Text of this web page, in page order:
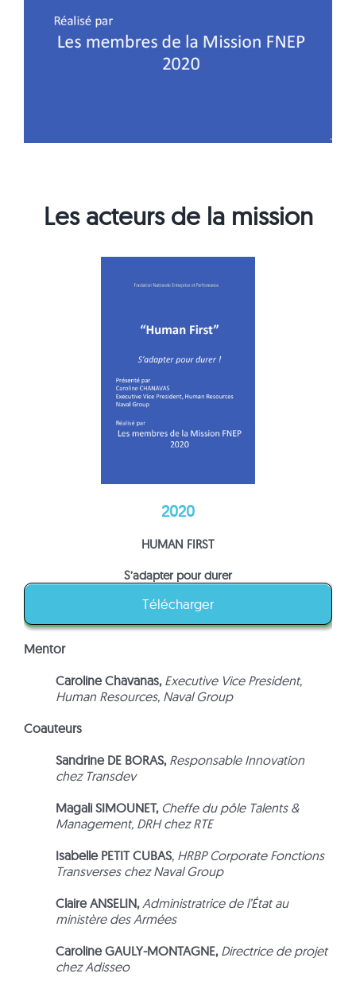
Les acteurs de la mission
2020
HUMAN FIRST
S’adapter pour durer
Télécharger
Mentor
Caroline Chavanas, Executive Vice President,
Human Resources, Naval Group
Coauteurs
Sandrine DE BORAS, Responsable Innovation
chez Transdev
Magali SIMOUNET, Cheffe du pôle Talents &
Management, DRH chez RTE
Isabelle PETIT CUBAS, HRBP Corporate Fonctions
Transverses chez Naval Group
Claire ANSELIN, Administratrice de l’État au
ministère des Armées
Caroline GAULY-MONTAGNE, Directrice de projet
chez Adisseo